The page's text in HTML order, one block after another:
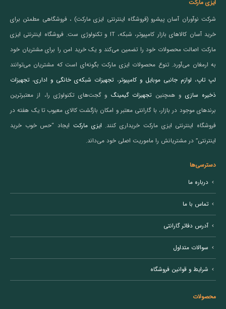
ایزی مارکت
شرکت نوآوران آسان پیشرو (فروشگاه اینترنتی ایزی مارکت) ، فروشگاهی مطمئن برای
خرید آسان کالاهای بازار کامپیوتر، شبکه، IT و تکنولوژی ست. فروشگاه اینترنتی ایزی
مارکت اصالت محصولات خود را تضمین می‌کند و یک خرید امن را برای مشتریان خود
به ارمغان می‌آورد. تنوع محصولات ایزی مارکت بگونه‌ای است که مشتریان می‌توانند
لپ تاپ، لوازم جانبی موبایل و کامپیوتر،تجهیزات شبکه‌ی خانگی و اداری،تجهیزات
ذخیره سازی و همچنینتجهیزات گیمینگ و گجت‌های تکنولوژی را، از معتبرترین
برندهای موجود در بازار، با گارانتی معتبر و امکان بازگشت کالای معیوب تا یک هفته در
فروشگاه اینترنتی ایزی مارکت خریداری کنند. ایزی مارکت ایجاد “حس خوب خرید
اینترنتی” در مشتریانش را ماموریت اصلی خود می‌داند.
دسترسی‌ها
درباره ما
تماس با ما
آدرس دفاتر گارانتی
سوالات متداول
شرایط و قوانین فروشگاه
محصولات